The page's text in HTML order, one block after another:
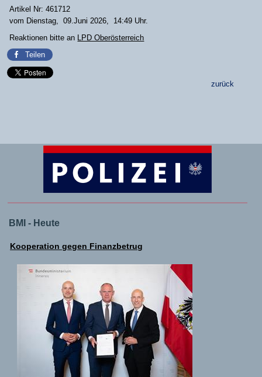
Artikel Nr: 461712
vom Dienstag, 09.Juni 2026, 14:49 Uhr.
Reaktionen bitte an
LPD Oberösterreich
Teilen
zurück
BMI - Heute
Kooperation gegen Finanzbetrug